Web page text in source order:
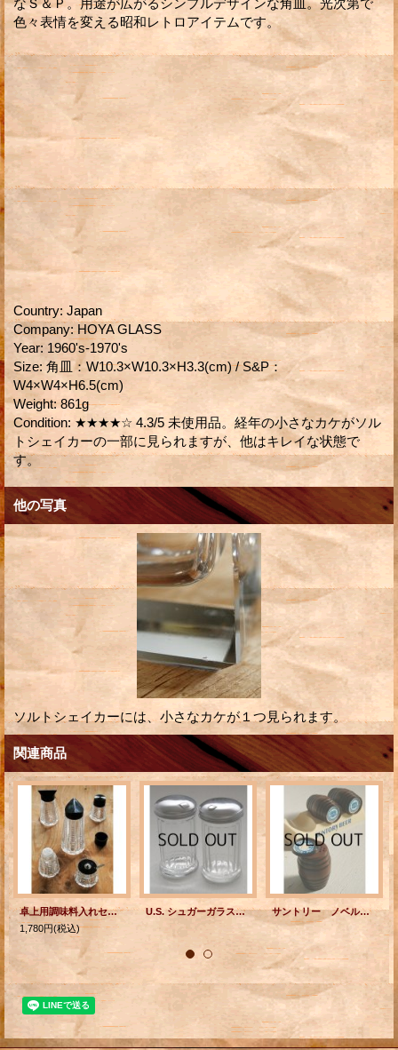
色々表情を変える昭和レトロアイテムです。
Country: Japan
Company: HOYA GLASS
Year: 1960's-1970's
Size: 角皿：W10.3×W10.3×H3.3(cm) / S&P：
W4×W4×H6.5(cm)
Weight: 861g
Condition: ★★★★☆ 4.3/5 未使用品。経年の小さなカケがソル
トシェイカーの一部に見られますが、他はキレイな状態で
す。
他の写真
ソルトシェイカーには、小さなカケが１つ見られます。
関連商品
卓上用調味料入れセット ディスペンサーＬ/ディスペンサーM/ シェイカーS&P/ スプーン付ケース ガラス/プラスチック素材
1,780円(税込)
U.S. シュガーガラスディスペンサー/シュガーガラスシェイカー size: Ø7.5×H14.2 サントリー ノベルティーグッズ 特製樽型調味料入れ/シェイカー スタンド付3ｐｃセット